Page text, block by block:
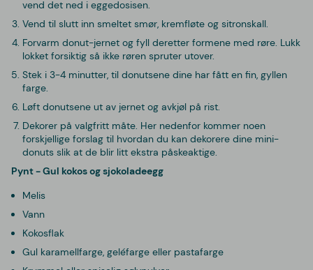
vend det ned i eggedosisen.
Vend til slutt inn smeltet smør, kremfløte og sitronskall.
Forvarm donut-jernet og fyll deretter formene med røre. Lukk
lokket forsiktig så ikke røren spruter utover.
Stek i 3-4 minutter, til donutsene dine har fått en fin, gyllen
farge.
Løft donutsene ut av jernet og avkjøl på rist.
Dekorer på valgfritt måte. Her nedenfor kommer noen
forskjellige forslag til hvordan du kan dekorere dine mini-
donuts slik at de blir litt ekstra påskeaktige.
Pynt - Gul kokos og sjokoladeegg
Melis
Vann
Kokosflak
Gul karamellfarge, geléfarge eller pastafarge